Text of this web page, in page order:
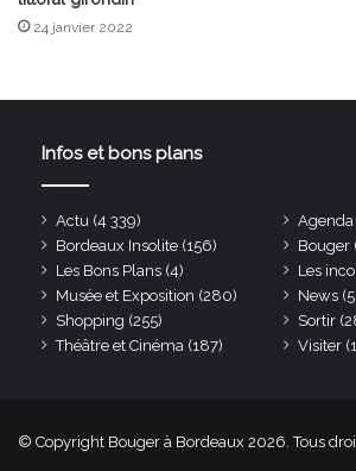
24 janvier 2022
Infos et bons plans
Actu (4 339) Agenda
Bordeaux Insolite (156) Bouger
Les Bons Plans (4) Les
Musée et Exposition (280) News
Shopping (255) Sortir
Théâtre et Cinéma (187) Visiter
© Copyright Bouger à Bordeaux 2026. Tous